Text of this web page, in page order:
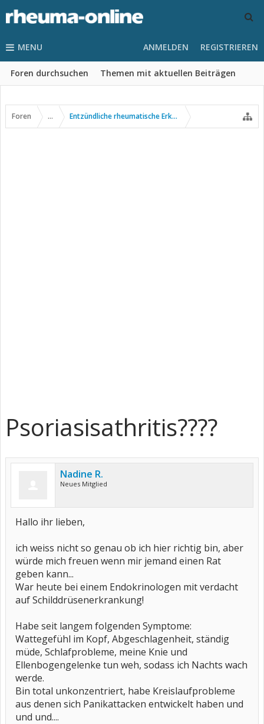
MENU
Foren durchsuchen Themen mit aktuellen Beiträgen
ANMELDEN REGISTRIEREN
Foren ... Entzündliche rheumatische Erkrankungen
Psoriasisathritis????
Nadine R.
Neues Mitglied
Hallo ihr lieben,
ich weiss nicht so genau ob ich hier richtig bin, aber
würde mich freuen wenn mir jemand einen Rat
geben kann...
War heute bei einem Endokrinologen mit verdacht
auf Schilddrüsenerkrankung!
Habe seit langem folgenden Symptome:
Wattegefühl im Kopf, Abgeschlagenheit, ständig
müde, Schlafprobleme, meine Knie und
Ellenbogengelenke tun weh, sodass ich Nachts wach
werde.
Bin total unkonzentriert, habe Kreislaufprobleme
aus denen sich Panikattacken entwickelt haben und
und und....